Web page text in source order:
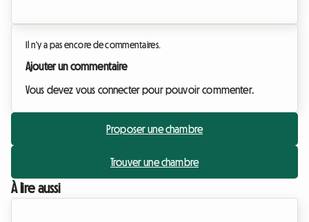
Il n'y a pas encore de commentaires.
Ajouter un commentaire
Vous devez vous connecter pour pouvoir commenter.
Proposer une chambre
Trouver une chambre
À lire aussi